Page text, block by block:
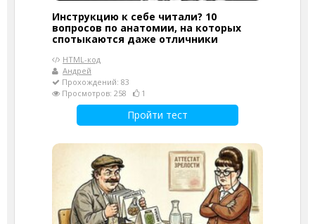
Инструкцию к себе читали? 10
вопросов по анатомии, на которых
спотыкаются даже отличники
HTML-код
Андрей
Прохождений: 83
Просмотров: 258
1
Пройти тест